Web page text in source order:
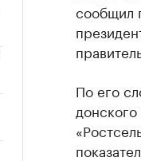
сообщил
По его